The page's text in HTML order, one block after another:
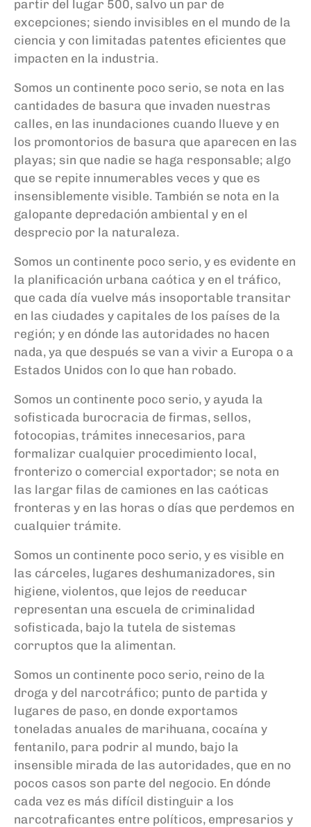
partir del lugar 500, salvo un par de
excepciones; siendo invisibles en el mundo de la
ciencia y con limitadas patentes eficientes que
impacten en la industria.
Somos un continente poco serio, se nota en las
cantidades de basura que invaden nuestras
calles, en las inundaciones cuando llueve y en
los promontorios de basura que aparecen en las
playas; sin que nadie se haga responsable; algo
que se repite innumerables veces y que es
insensiblemente visible. También se nota en la
galopante depredación ambiental y en el
desprecio por la naturaleza.
Somos un continente poco serio, y es evidente en
la planificación urbana caótica y en el tráfico,
que cada día vuelve más insoportable transitar
en las ciudades y capitales de los países de la
región; y en dónde las autoridades no hacen
nada, ya que después se van a vivir a Europa o a
Estados Unidos con lo que han robado.
Somos un continente poco serio, y ayuda la
sofisticada burocracia de firmas, sellos,
fotocopias, trámites innecesarios, para
formalizar cualquier procedimiento local,
fronterizo o comercial exportador; se nota en
las largar filas de camiones en las caóticas
fronteras y en las horas o días que perdemos en
cualquier trámite.
Somos un continente poco serio, y es visible en
las cárceles, lugares deshumanizadores, sin
higiene, violentos, que lejos de reeducar
representan una escuela de criminalidad
sofisticada, bajo la tutela de sistemas
corruptos que la alimentan.
Somos un continente poco serio, reino de la
droga y del narcotráfico; punto de partida y
lugares de paso, en donde exportamos
toneladas anuales de marihuana, cocaína y
fentanilo, para podrir al mundo, bajo la
insensible mirada de las autoridades, que en no
pocos casos son parte del negocio. En dónde
cada vez es más difícil distinguir a los
narcotraficantes entre políticos, empresarios y